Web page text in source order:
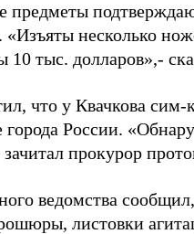
предметы
«Изъяты несколько
тыс. долларов»,-
что у Квачкова сим-
города России.
прокурор
ведомства
листовки